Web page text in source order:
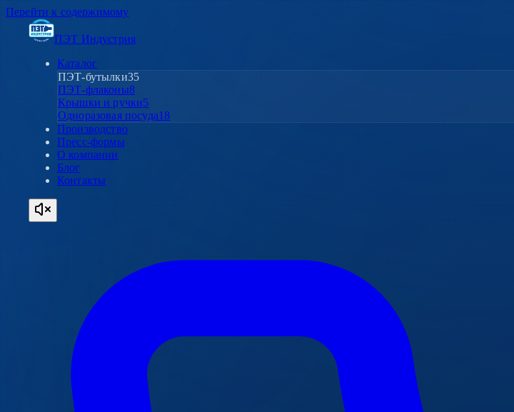
Перейти к содержимому
ПЭТ Индустрия
Каталог
ПЭТ-бутылки35
ПЭТ-флаконы8
Крышки и ручки5
Одноразовая посуда18
Производство
Пресс-формы
О компании
Блог
Контакты